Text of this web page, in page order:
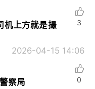
机上方就是撮
2026-04-15 14:06
3
察局
0